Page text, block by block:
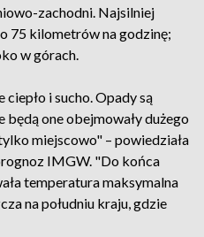
zachodni. Najsilniej
75 kilometrów na godzinę;
w górach.
i sucho. Opady są
będą one obejmowały dużego
miejscowo" – powiedziała
IMGW. "Do końca
temperatura maksymalna
na południu kraju, gdzie